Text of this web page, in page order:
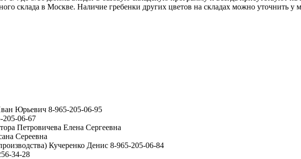
склада в Москве. Наличие гребенки других цветов на складах можно уточнить у
Юрьевич 8-965-205-06-95
205-06-67
Петровичева Елена Сергеевна
Сереевна
Кучеренко Денис 8-965-205-06-84
34-28